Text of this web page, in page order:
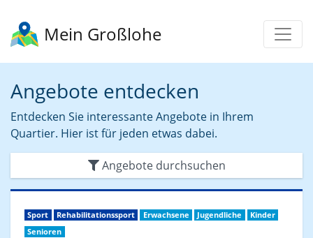
Mein Großlohe
Angebote entdecken
Entdecken Sie interessante Angebote in Ihrem
Quartier. Hier ist für jeden etwas dabei.
Angebote durchsuchen
Sport Rehabilitationssport Erwachsene Jugendliche
Kinder
Senioren